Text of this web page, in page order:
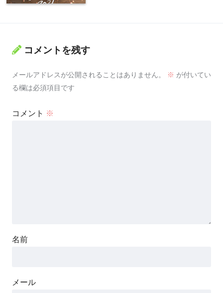
コメントを残す
メールアドレスが公開されることはありません。 ※ が付いてい
る欄は必須項目です
コメント ※
名前
メール